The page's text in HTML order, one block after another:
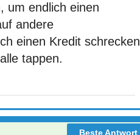
um endlich einen
andere
einen Kredit schrecken
tappen.